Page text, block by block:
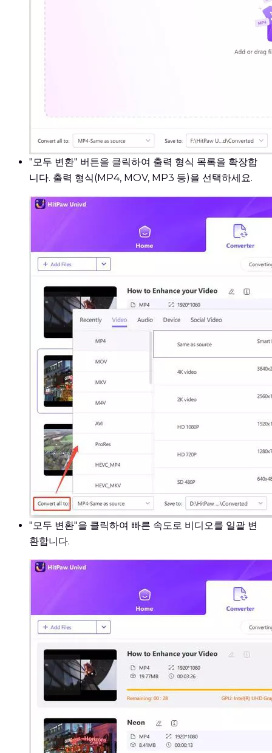
"모두 변환" 버튼을 클릭하여 출력 형식 목록을 확장합
니다. 출력 형식(MP4, MOV, MP3 등)을 선택하세요.
"모두 변환"을 클릭하여 빠른 속도로 비디오를 일괄 변
환합니다.